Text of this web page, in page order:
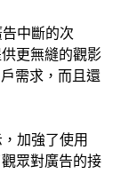
中斷的次
更無縫的觀影
需求，而且還
加強了使用
眾對廣告的接